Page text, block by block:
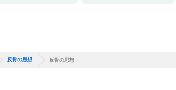
反骨の思想 反骨の思想